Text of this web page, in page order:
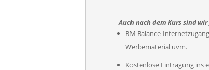
Auch nach dem Kurs sind
BM Balance-
Werbematerial uvm.
Kostenlose Eintragung ins